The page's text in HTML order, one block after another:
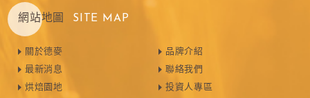
網站地圖 SITE MAP
關於德麥
最新消息
烘焙園地
品牌介紹
聯絡我們
投資人專區